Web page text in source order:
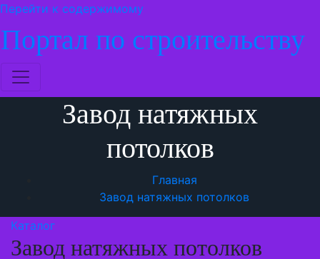
Перейти к содержимому
Портал по строительству
Завод натяжных
потолков
Главная
Завод натяжных потолков
Каталог
Завод натяжных потолков